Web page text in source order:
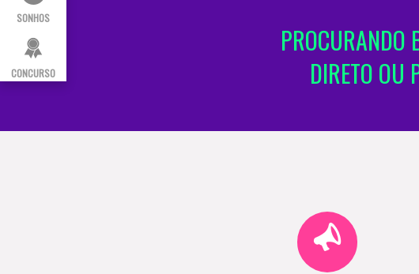
SONHOS
CONCURSO
PROCURANDO
DIRETO OU